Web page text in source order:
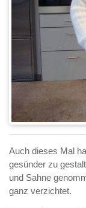
Auch dieses Mal
gesünder zu
und Sahne
ganz verzichtet.